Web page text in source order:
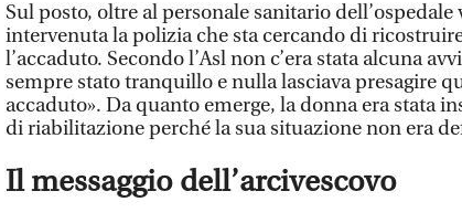
Sul posto, oltre al personale sanitario dell’ospedale
intervenuta la polizia che sta cercando di
l’accaduto. Secondo l’Asl non c’era stata alcuna
sempre stato tranquillo e nulla lasciava presagire
accaduto». Da quanto emerge, la donna era stata
di riabilitazione perché la sua situazione non era
Il messaggio dell’arcivescovo